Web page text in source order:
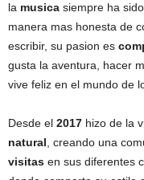
la musica siempre ha
manera mas honesta de
escribir, su pasion es
gusta la aventura, hacer
vive feliz en el mundo de
Desde el 2017 hizo de la
natural, creando una
visitas en sus diferentes